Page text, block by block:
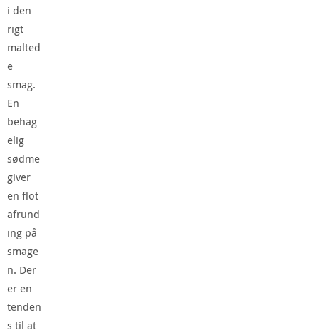
i den
rigt
malted
e
smag.
En
behag
elig
sødme
giver
en flot
afrund
ing på
smage
n. Der
er en
tenden
s til at